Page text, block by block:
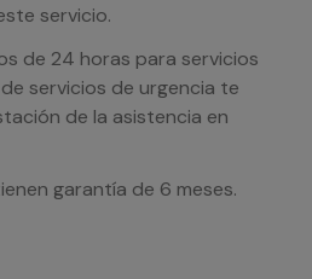
servicio.
de 24 horas para servicios
servicios de urgencia te
de la asistencia en
garantía de 6 meses.